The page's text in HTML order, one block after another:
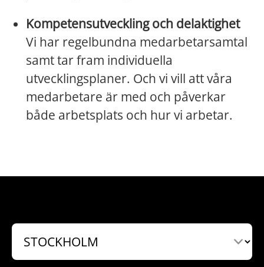
Kompetensutveckling och delaktighet
Vi har regelbundna medarbetarsamtal
samt tar fram individuella
utvecklingsplaner. Och vi vill att våra
medarbetare är med och påverkar
både arbetsplats och hur vi arbetar.